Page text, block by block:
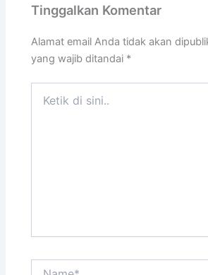
Tinggalkan Komentar
Alamat email Anda tidak akan
yang wajib ditandai *